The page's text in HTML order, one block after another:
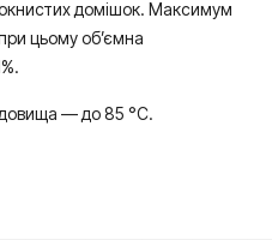
домішок. Максимум
цьому об’ємна
— до 85 °С.